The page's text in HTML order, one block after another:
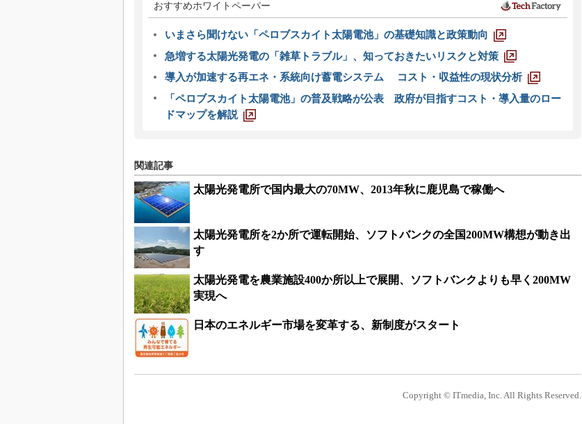
おすすめホワイトペーパー
いまさら聞けない「ペロブスカイト太陽電池」の基礎知識と政策動向
急増する太陽光発電の「雑草トラブル」、知っておきたいリスクと対策
導入が加速する再エネ・系統向け蓄電システム コスト・収益性の現状分析
「ペロブスカイト太陽電池」の普及戦略が公表 政府が目指すコスト・導入量のロー
ドマップを解説
関連記事
太陽光発電所で国内最大の70MW、2013年秋に鹿児島で稼働へ
太陽光発電所を2か所で運転開始、ソフトバンクの全国200MW構想が動き出
す
太陽光発電を農業施設400か所以上で展開、ソフトバンクよりも早く200MW
実現へ
日本のエネルギー市場を変革する、新制度がスタート
Copyright © ITmedia, Inc. All Rights Reserved.